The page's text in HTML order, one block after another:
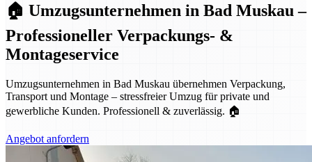
🏠 Umzugsunternehmen in Bad Muskau –
Professioneller Verpackungs- &
Montageservice
Umzugsunternehmen in Bad Muskau übernehmen Verpackung,
Transport und Montage – stressfreier Umzug für private und
gewerbliche Kunden. Professionell & zuverlässig. 🏠
Angebot anfordern